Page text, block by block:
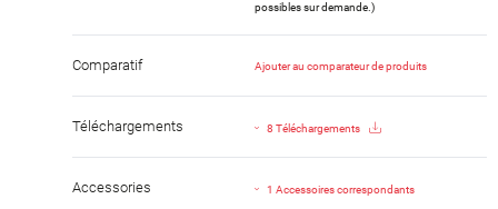
possibles sur demande.)
Comparatif Ajouter au comparateur de produits
Téléchargements 8 Téléchargements
Accessories 1 Accessoires correspondants